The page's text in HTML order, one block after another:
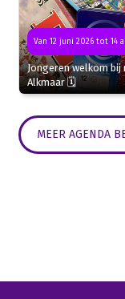
Van 12 juni 2026 tot 14
Jongeren welkom
Alkmaar 🗓
MEER AGENDA